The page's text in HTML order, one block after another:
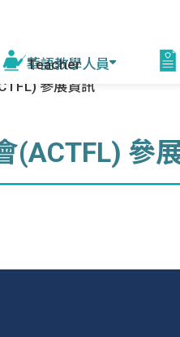
線上自學課程 模擬測
華語教學人員
華語教學能力認證 華
參展資訊
(ACTFL) 參